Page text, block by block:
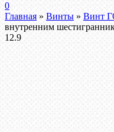
0
Главная » Винты » Винт
внутренним
12.9